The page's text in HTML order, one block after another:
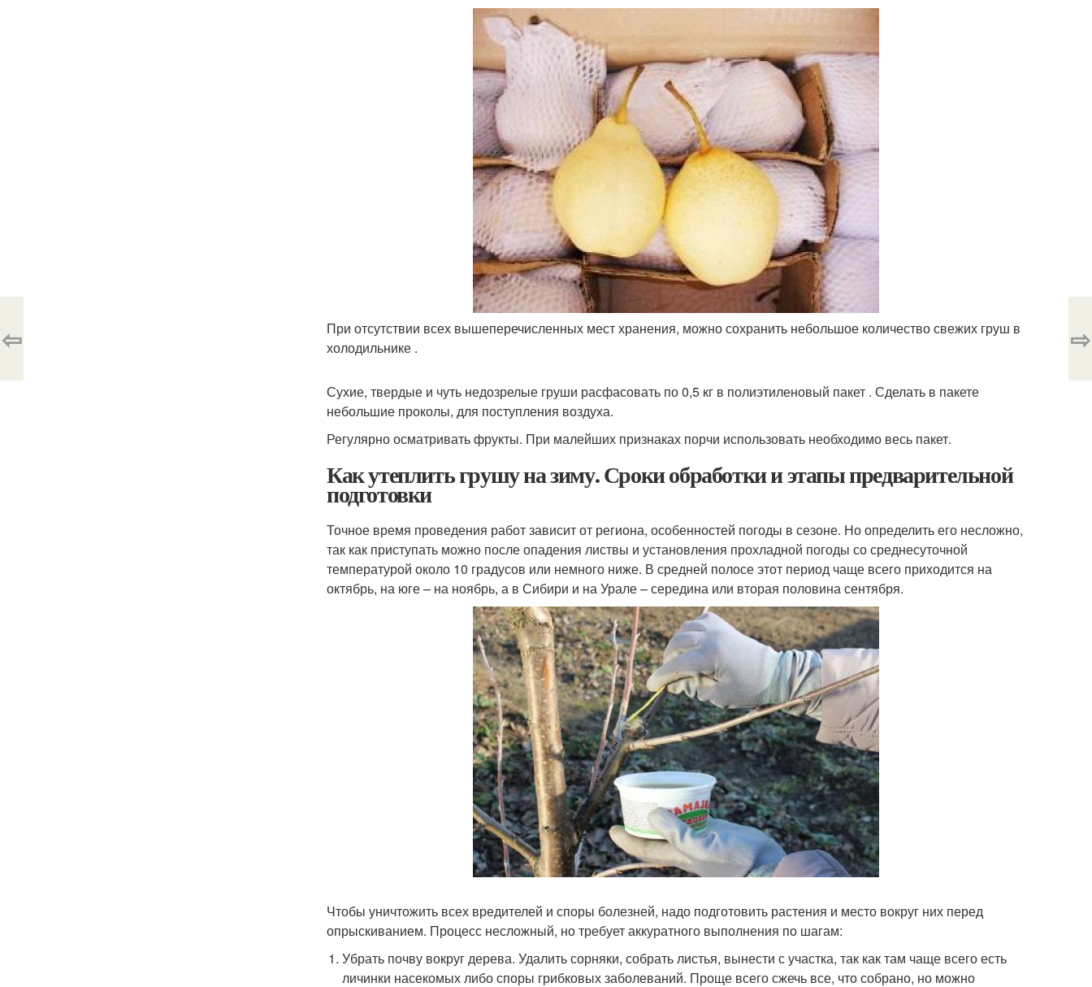
При отсутствии всех вышеперечисленных мест хранения, можно сохранить небольшое количество свежих груш в
холодильнике .
Сухие, твердые и чуть недозрелые груши расфасовать по 0,5 кг в полиэтиленовый пакет . Сделать в пакете
небольшие проколы, для поступления воздуха.
Регулярно осматривать фрукты. При малейших признаках порчи использовать необходимо весь пакет.
Как утеплить грушу на зиму. Сроки обработки и этапы предварительной
подготовки
Точное время проведения работ зависит от региона, особенностей погоды в сезоне. Но определить его несложно,
так как приступать можно после опадения листвы и установления прохладной погоды со среднесуточной
температурой около 10 градусов или немного ниже. В средней полосе этот период чаще всего приходится на
октябрь, на юге – на ноябрь, а в Сибири и на Урале – середина или вторая половина сентября.
Чтобы уничтожить всех вредителей и споры болезней, надо подготовить растения и место вокруг них перед
опрыскиванием. Процесс несложный, но требует аккуратного выполнения по шагам:
Убрать почву вокруг дерева. Удалить сорняки, собрать листья, вынести с участка, так как там чаще всего есть
личинки насекомых либо споры грибковых заболеваний. Проще всего сжечь все, что собрано, но можно
⇦ ⇨